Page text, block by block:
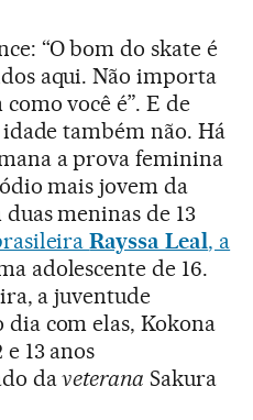
“O bom do skate é
aqui. Não importa
você é”. E de
também não. Há
a prova feminina
mais jovem da
meninas de 13
Rayssa Leal, a
adolescente de 16.
a juventude
com elas, Kokona
13 anos
daveterana Sakura